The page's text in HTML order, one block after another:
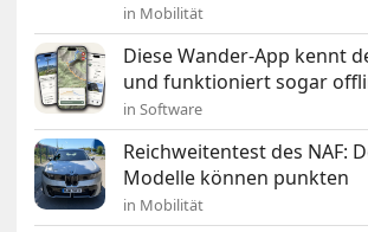
in Mobilität
Diese Wander-App kennt
und funktioniert sogar
in Software
Reichweitentest des NAF:
Modelle können punkten
in Mobilität